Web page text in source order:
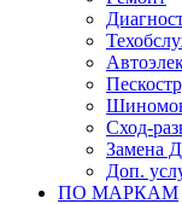
Сход-
Замена
Доп.
ПО МАРКАМ